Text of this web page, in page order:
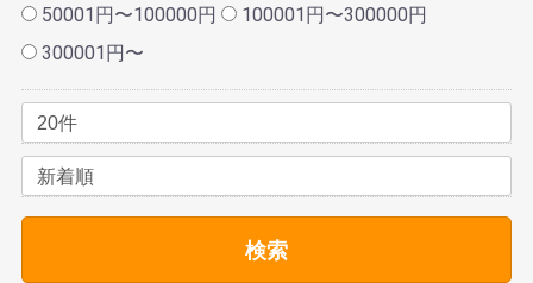
50001円〜100000円
100001円〜300000円
300001円〜
検索